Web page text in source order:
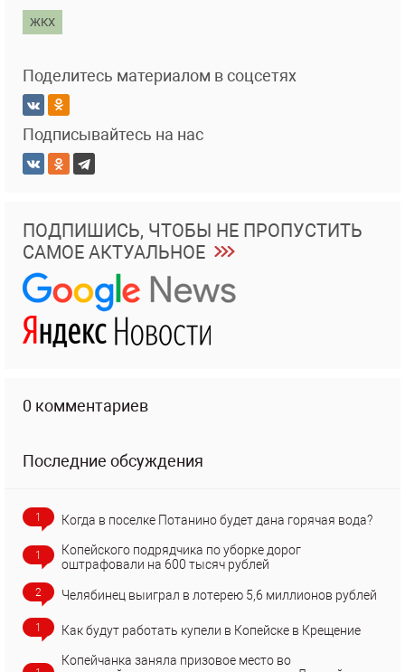
ЖКХ
Поделитесь материалом в соцсетях
Подписывайтесь на нас
ПОДПИШИСЬ, ЧТОБЫ НЕ ПРОПУСТИТЬ
САМОЕ АКТУАЛЬНОЕ
0 комментариев
Последние обсуждения
1 Когда в поселке Потанино будет дана горячая вода?
1
Копейского подрядчика по уборке дорог
оштрафовали на 600 тысяч рублей
2 Челябинец выиграл в лотерею 5,6 миллионов рублей
1 Как будут работать купели в Копейске в Крещение
Копейчанка заняла призовое место во